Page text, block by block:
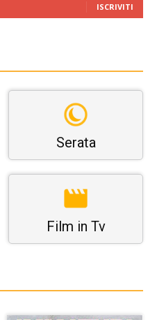
ISCRIVITI
Serata
Film in Tv